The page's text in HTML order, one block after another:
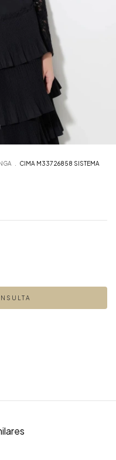
CIMA M337 26858 SISTEMA